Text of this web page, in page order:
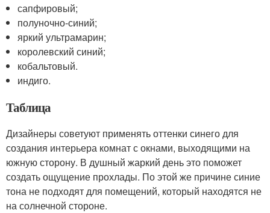
сапфировый;
полуночно-синий;
яркий ультрамарин;
королевский синий;
кобальтовый.
индиго.
Таблица
Дизайнеры советуют применять оттенки синего для
создания интерьера комнат с окнами, выходящими на
южную сторону. В душный жаркий день это поможет
создать ощущение прохлады. По этой же причине синие
тона не подходят для помещений, который находятся не
на солнечной стороне.